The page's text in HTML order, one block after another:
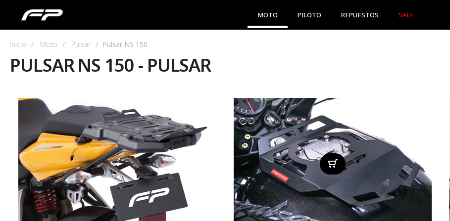
MOTO PILOTO REPUESTOS SALE
Inicio Moto Pulsar Pulsar NS 150
PULSAR NS 150 - PULSAR